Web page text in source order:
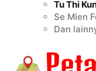
Tu Thi
Se Mien
Dan